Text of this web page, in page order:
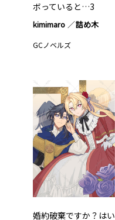
ボっていると…3
kimimaro 詰め木
GCノベルズ
婚約破棄ですか？はい